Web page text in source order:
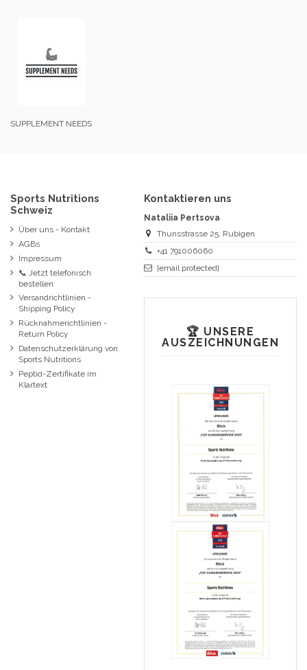
SUPPLEMENT NEEDS
Sports Nutritions
Schweiz
Über uns - Kontakt
AGBs
Impressum
📞 Jetzt telefonisch
bestellen
Versandrichtlinien -
Shipping Policy
Rücknahmerichtlinien -
Return Policy
Datenschutzerklärung von
Sports Nutritions
Peptid-Zertifikate im
Klartext
Kontaktieren uns
Nataliia Pertsova
Thunsstrasse 25, Rubigen
+41 791006060
[email protected]
🏆 UNSERE
AUSZEICHNUNGEN